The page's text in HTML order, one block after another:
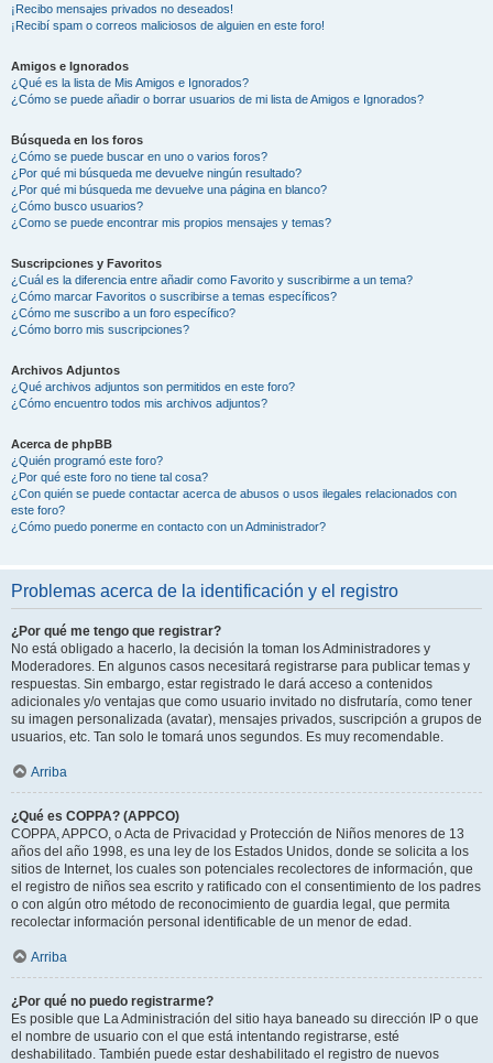
¡Recibo mensajes privados no deseados!
¡Recibí spam o correos maliciosos de alguien en este foro!
Amigos e Ignorados
¿Qué es la lista de Mis Amigos e Ignorados?
¿Cómo se puede añadir o borrar usuarios de mi lista de Amigos e Ignorados?
Búsqueda en los foros
¿Cómo se puede buscar en uno o varios foros?
¿Por qué mi búsqueda me devuelve ningún resultado?
¿Por qué mi búsqueda me devuelve una página en blanco?
¿Cómo busco usuarios?
¿Como se puede encontrar mis propios mensajes y temas?
Suscripciones y Favoritos
¿Cuál es la diferencia entre añadir como Favorito y suscribirme a un tema?
¿Cómo marcar Favoritos o suscribirse a temas específicos?
¿Cómo me suscribo a un foro específico?
¿Cómo borro mis suscripciones?
Archivos Adjuntos
¿Qué archivos adjuntos son permitidos en este foro?
¿Cómo encuentro todos mis archivos adjuntos?
Acerca de phpBB
¿Quién programó este foro?
¿Por qué este foro no tiene tal cosa?
¿Con quién se puede contactar acerca de abusos o usos ilegales relacionados con
este foro?
¿Cómo puedo ponerme en contacto con un Administrador?
Problemas acerca de la identificación y el registro
¿Por qué me tengo que registrar?
No está obligado a hacerlo, la decisión la toman los Administradores y
Moderadores. En algunos casos necesitará registrarse para publicar temas y
respuestas. Sin embargo, estar registrado le dará acceso a contenidos
adicionales y/o ventajas que como usuario invitado no disfrutaría, como tener
su imagen personalizada (avatar), mensajes privados, suscripción a grupos de
usuarios, etc. Tan solo le tomará unos segundos. Es muy recomendable.
Arriba
¿Qué es COPPA? (APPCO)
COPPA, APPCO, o Acta de Privacidad y Protección de Niños menores de 13
años del año 1998, es una ley de los Estados Unidos, donde se solicita a los
sitios de Internet, los cuales son potenciales recolectores de información, que
el registro de niños sea escrito y ratificado con el consentimiento de los padres
o con algún otro método de reconocimiento de guardia legal, que permita
recolectar información personal identificable de un menor de edad.
Arriba
¿Por qué no puedo registrarme?
Es posible que La Administración del sitio haya baneado su dirección IP o que
el nombre de usuario con el que está intentando registrarse, esté
deshabilitado. También puede estar deshabilitado el registro de nuevos